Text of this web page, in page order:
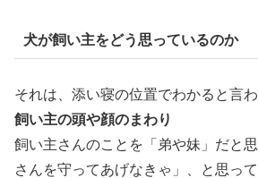
犬が飼い主をどう思っているのか
それは、添い寝の位置でわかると言わ
飼い主の頭や顔のまわり
飼い主さんのことを「弟や妹」だと
さんを守ってあげなきゃ」、と思っ